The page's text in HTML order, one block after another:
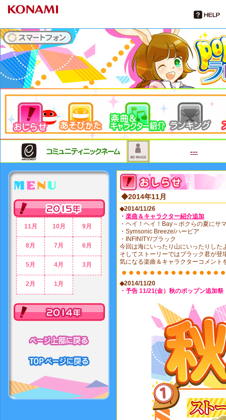
---
2015年
11月 10月 9月
8月 7月 6月
5月 4月 3月
2月 1月
◆2014年11月
◆2014/11/26
・ 楽曲＆キャラクター紹介追加
・ヘイ！ヘイ！Bay～ボクらの夏にサ
・Symsonic Breeze/ハーピア
・INFINITY/ブラック
今回は海にいったり山にいったりした
そしてストーリーではブラック君が登
気になる楽曲＆キャラクターコメント
◆2014/11/20
・予告 11/21(金）秋のポップン追加祭